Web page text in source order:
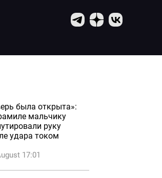
была открыта»:
мальчику
руку
удара током
17:01